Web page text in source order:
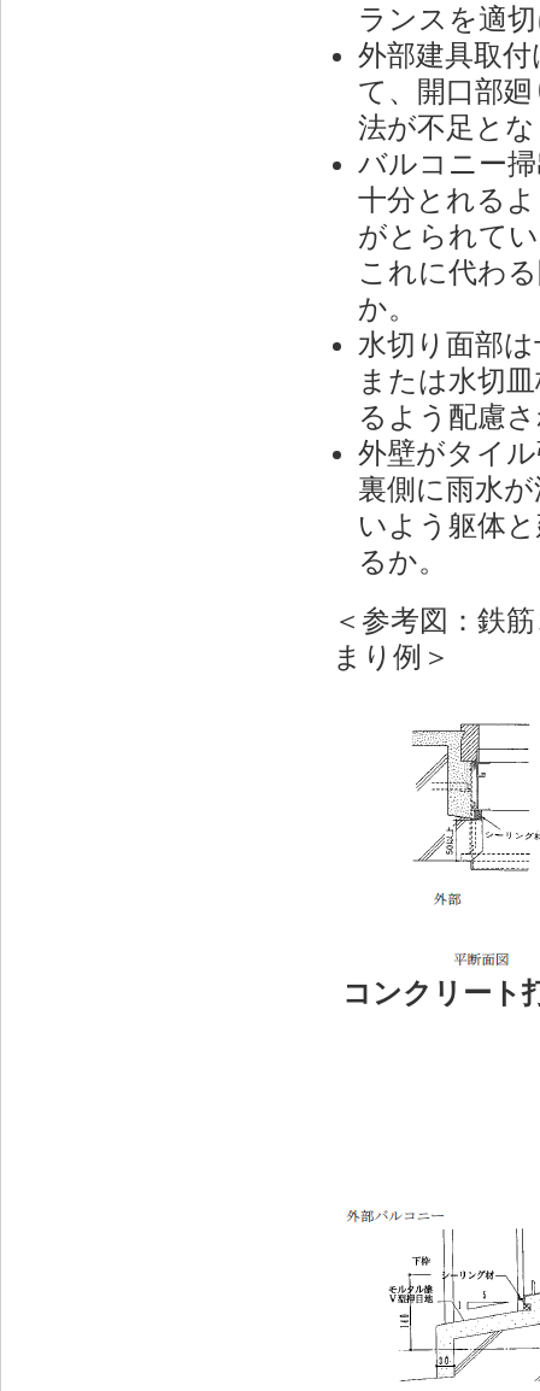
ランスを適
外部建具取
て、開口部
法が不足と
バルコニー
十分とれる
がとられて
これに代わ
か。
水切り面部
または水切
るよう配慮
外壁がタイ
裏側に雨水
いよう躯体
るか。
＜参考図：鉄
まり例＞
コンクリート